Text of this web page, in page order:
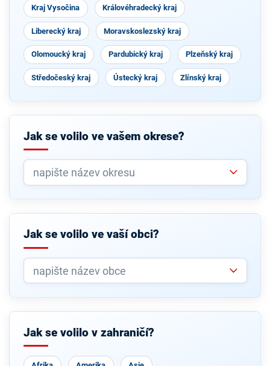
Kraj Vysočina Královéhradecký kraj
Liberecký kraj Moravskoslezský kraj
Olomoucký kraj Pardubický kraj Plzeňský kraj
Středočeský kraj Ústecký kraj Zlínský kraj
Jak se volilo ve vašem okrese?
Jak se volilo ve vaší obci?
Jak se volilo v zahraničí?